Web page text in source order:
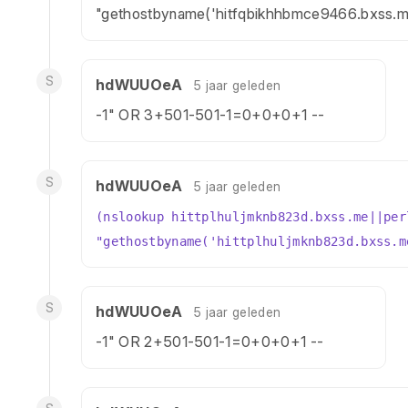
S hdWUUOeA 5 jaar geleden
-1" OR 3+501-501-1=0+0+0+1 --
S hdWUUOeA 5 jaar geleden
(nslookup
S hdWUUOeA 5 jaar geleden
-1" OR 2+501-501-1=0+0+0+1 --